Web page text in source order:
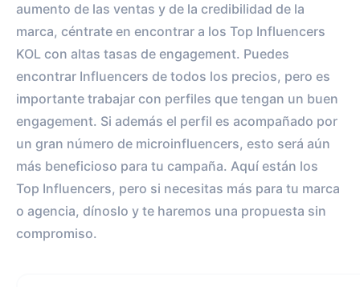
aumento de las ventas y de la credibilidad de la
marca, céntrate en encontrar a los Top Influencers
KOL con altas tasas de engagement. Puedes
encontrar Influencers de todos los precios, pero es
importante trabajar con perfiles que tengan un buen
engagement. Si además el perfil es acompañado por
un gran número de microinfluencers, esto será aún
más beneficioso para tu campaña. Aquí están los
Top Influencers, pero si necesitas más para tu marca
o agencia, dínoslo y te haremos una propuesta sin
compromiso.